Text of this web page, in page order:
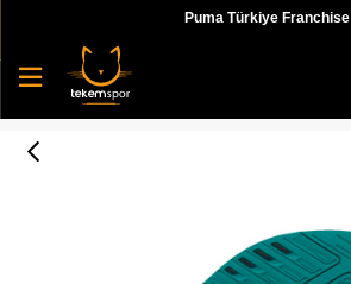
Puma Türkiye Franchise